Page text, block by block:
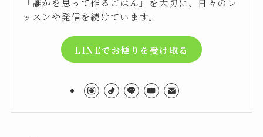
ッスンや発信を続けています。
LINEでお便りを受け取る